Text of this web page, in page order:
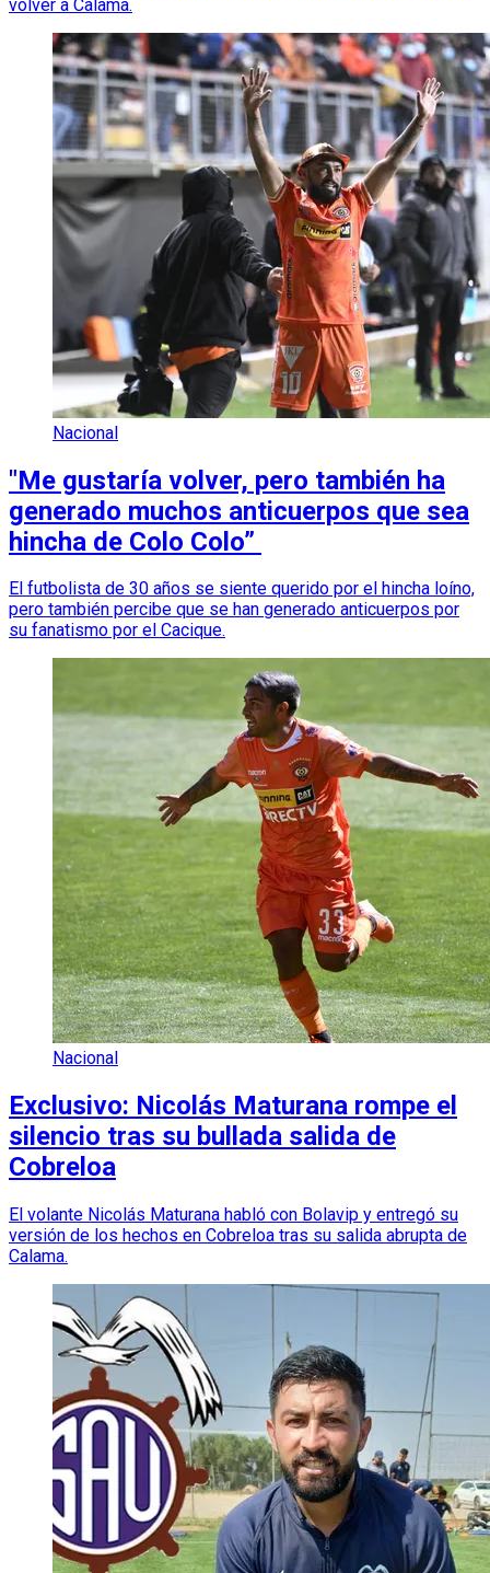
volver a Calama.
Nacional
"Me gustaría volver, pero también ha
generado muchos anticuerpos que sea
hincha de Colo Colo”
El futbolista de 30 años se siente querido por el hincha loíno,
pero también percibe que se han generado anticuerpos por
su fanatismo por el Cacique.
Nacional
Exclusivo: Nicolás Maturana rompe el
silencio tras su bullada salida de
Cobreloa
El volante Nicolás Maturana habló con Bolavip y entregó su
versión de los hechos en Cobreloa tras su salida abrupta de
Calama.